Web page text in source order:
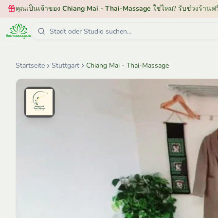
คุณเป็นเจ้าของ Chiang Mai - Thai-Massage ใช่ไหม? รับช่วงร้านฟ
Startseite Stuttgart Chiang Mai - Thai-Massage